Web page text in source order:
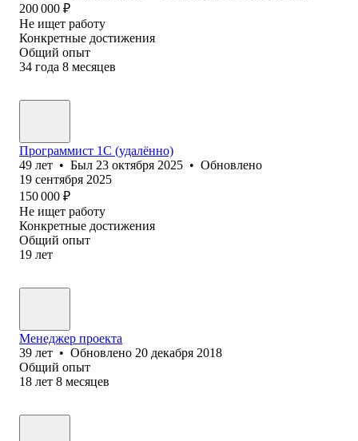
200 000 ₽
Не ищет работу
Конкретные достижения
Общий опыт
34 года 8 месяцев
Программист 1С (удалённо)
49 лет • Был 23 октября 2025 • Обновлено
19 сентября 2025
150 000 ₽
Не ищет работу
Конкретные достижения
Общий опыт
19 лет
Менеджер проекта
39 лет • Обновлено 20 декабря 2018
Общий опыт
18 лет 8 месяцев